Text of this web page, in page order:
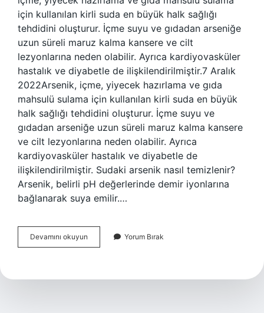
için kullanılan kirli suda en büyük halk sağlığı
tehdidini oluşturur. İçme suyu ve gıdadan arseniğe
uzun süreli maruz kalma kansere ve cilt
lezyonlarına neden olabilir. Ayrıca kardiyovasküler
hastalık ve diyabetle de ilişkilendirilmiştir.7 Aralık
2022Arsenik, içme, yiyecek hazırlama ve gıda
mahsulü sulama için kullanılan kirli suda en büyük
halk sağlığı tehdidini oluşturur. İçme suyu ve
gıdadan arseniğe uzun süreli maruz kalma kansere
ve cilt lezyonlarına neden olabilir. Ayrıca
kardiyovasküler hastalık ve diyabetle de
ilişkilendirilmiştir. Sudaki arsenik nasıl temizlenir?
Arsenik, belirli pH değerlerinde demir iyonlarına
bağlanarak suya emilir.…
Devamını okuyun
Suya
Olur
Yorum Bırak